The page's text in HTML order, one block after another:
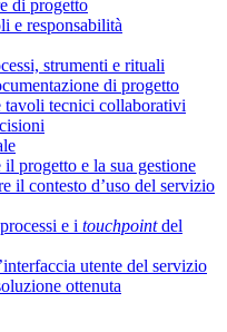
di progetto
e responsabilità
strumenti e rituali
di progetto
tavoli tecnici collaborativi
progetto e la sua gestione
il contesto d’uso del servizio
e i touchpointdel
utente del servizio
ottenuta